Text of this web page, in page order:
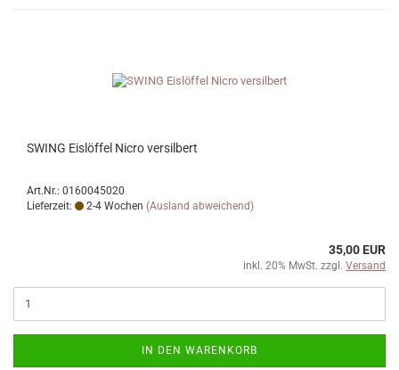
SWING Eislöffel Nicro versilbert
Art.Nr.: 0160045020
Lieferzeit:
2-4 Wochen (Ausland abweichend)
35,00 EUR
inkl. 20% MwSt. zzgl. Versand
IN DEN WARENKORB